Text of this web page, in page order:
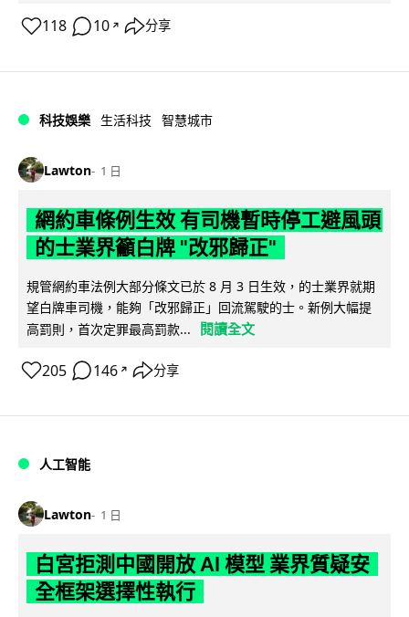
118 10 ↗ 分享
科技娛樂 生活科技 智慧城市
Lawton 1 日
網約車條例生效 有司機暫時停工避風頭
的士業界籲白牌 "改邪歸正"
規管網約車法例大部分條文已於 8 月 3 日生效，的士業界就期
望白牌車司機，能夠「改邪歸正」回流駕駛的士。新例大幅提
高罰則，首次定罪最高罰款...
閱讀全文
205 146 ↗ 分享
人工智能
Lawton 1 日
白宮拒測中國開放 AI 模型 業界質疑安
全框架選擇性執行